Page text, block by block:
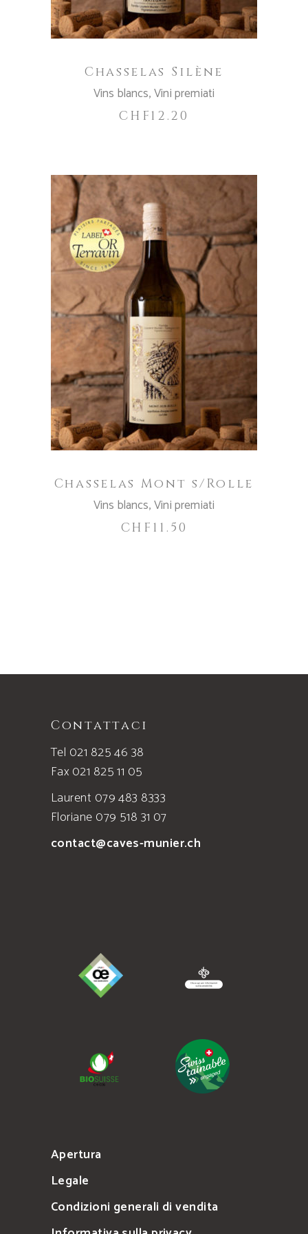
Chasselas Silène
Vins blancs,Vini premiati
CHF12.20
AGGIUNGI AL CARRELLO
Chasselas Mont s/Rolle
Vins blancs,Vini premiati
CHF 11.50
Contattaci
Tel 021 825 46 38
Fax 021 825 11 05
Laurent 079 483 8333
Floriane 079 518 31 07
contact@caves-munier.ch
Apertura
Legale
Condizioni generali di vendita